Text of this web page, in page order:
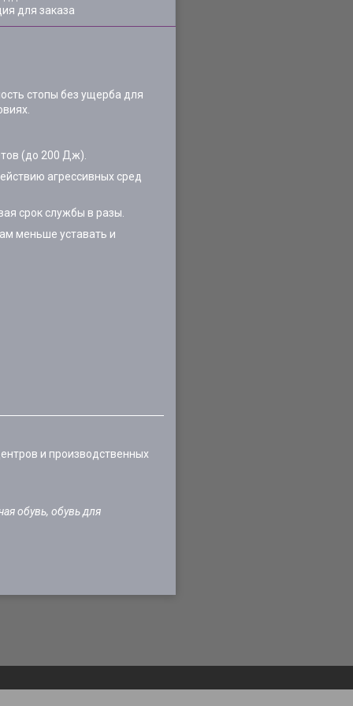
для заказа
стопы без ущерба для
(до 200 Дж).
агрессивных сред
срок службы в разы.
меньше уставать и
и производственных
обувь, обувь для